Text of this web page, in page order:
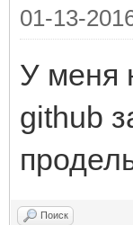
01-13-
У меня
github
Поиск